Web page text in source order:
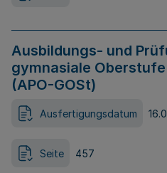
Ausbildungs- und
gymnasiale
(APO-GOSt)
Ausfertigungsdatum
Seite 457